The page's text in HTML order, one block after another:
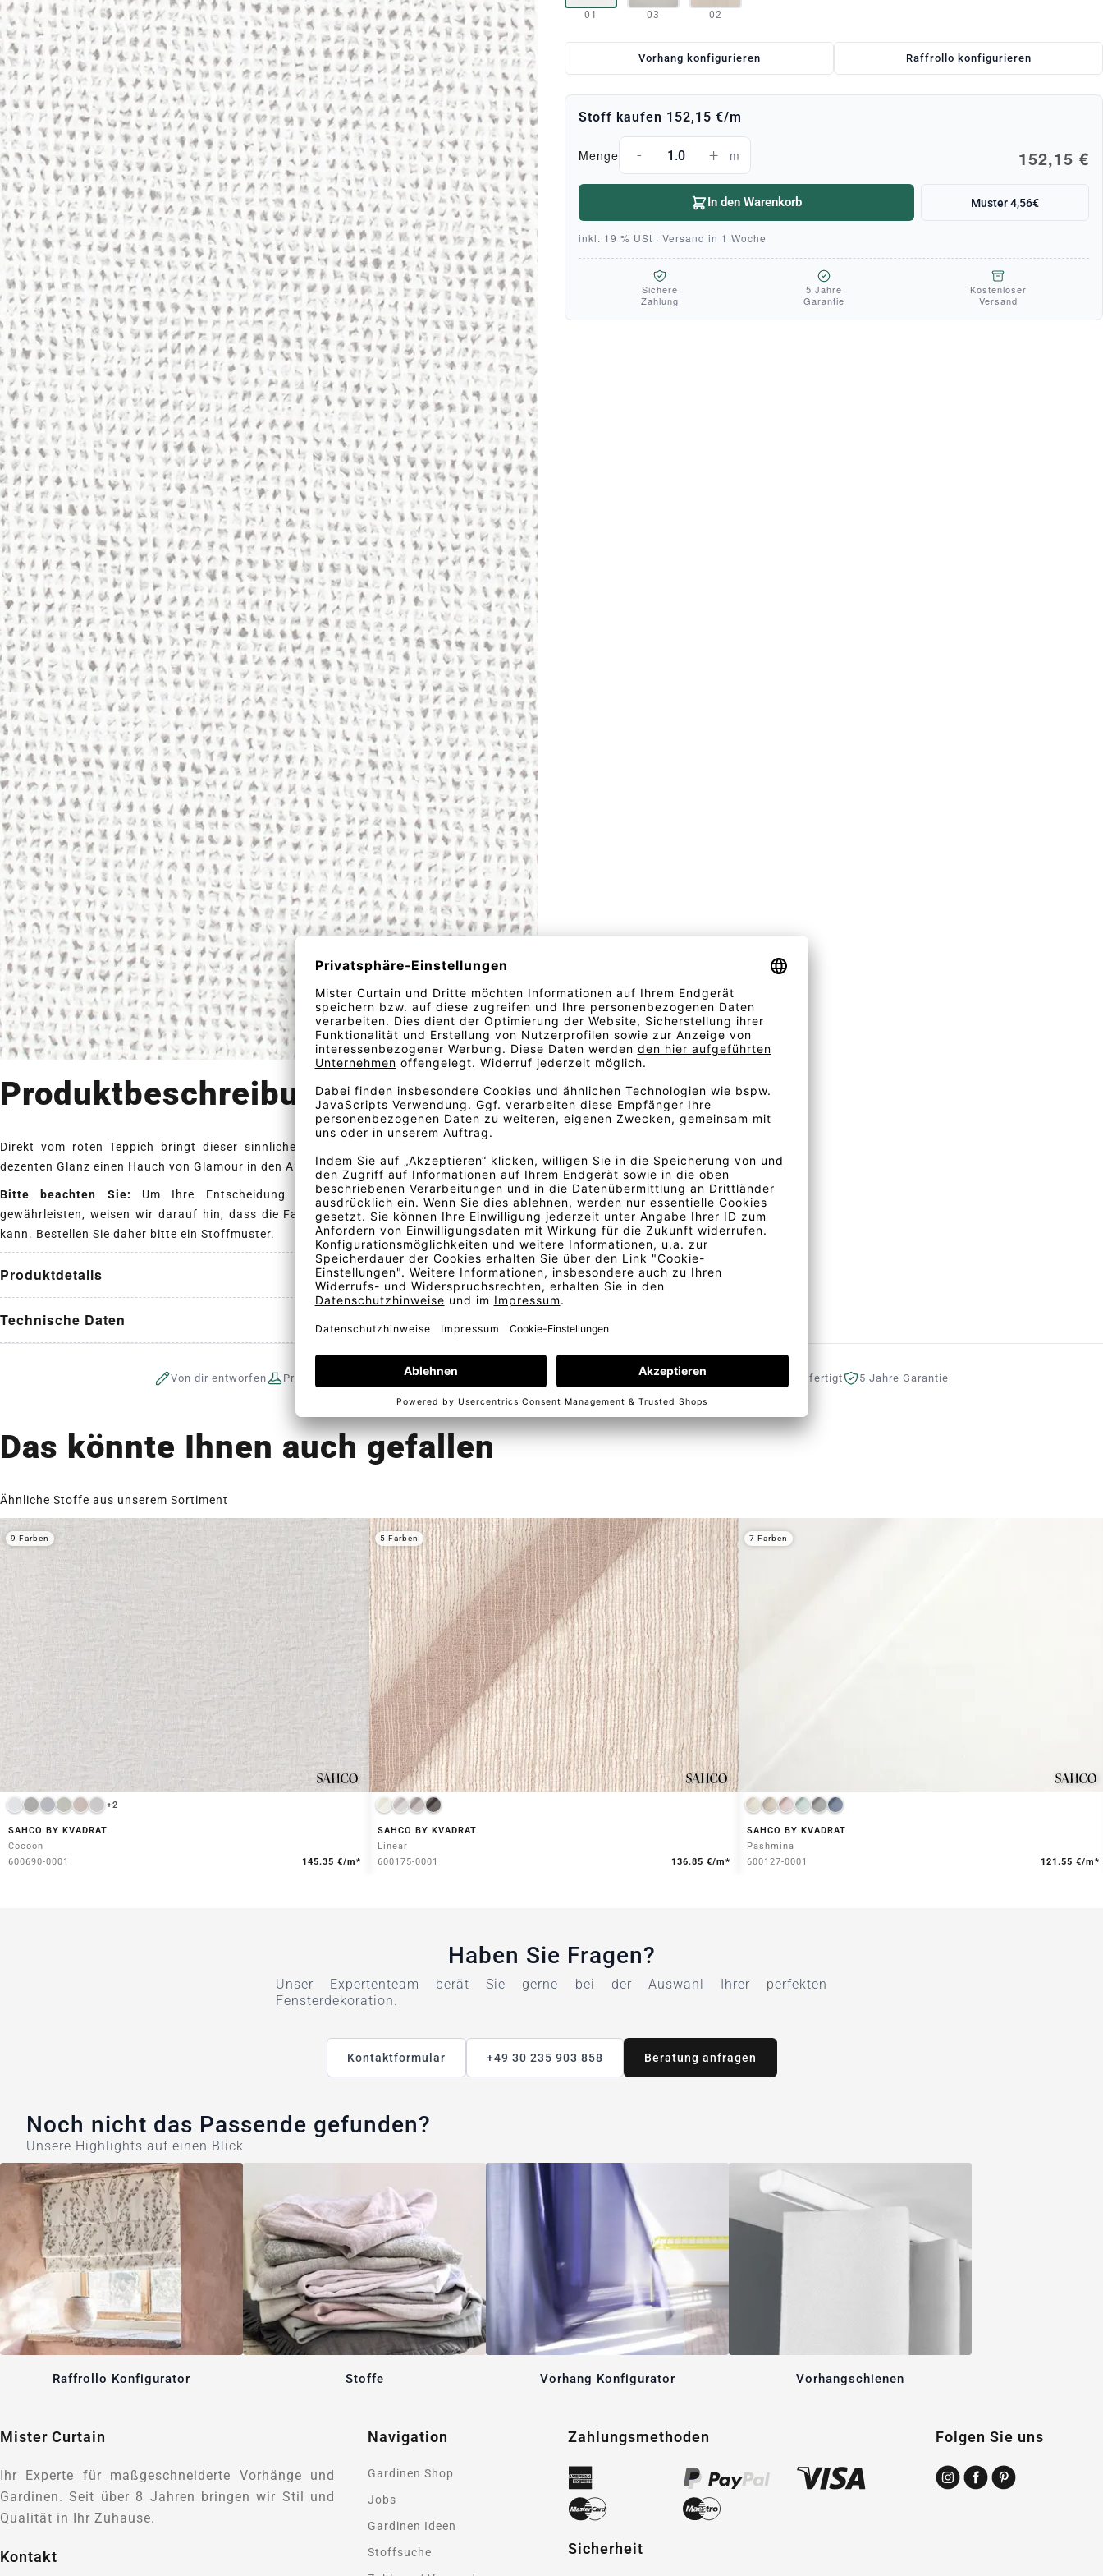
01 03 02
Vorhang konfigurieren Raffrollo konfigurieren
Stoff kaufen 152,15 €/m
Menge - + m 152,15 €
In den Warenkorb Muster 4,56€
inkl. 19 % USt · Versand in 1 Woche
Sichere
Zahlung
5 Jahre
Garantie
Kostenloser
Versand
Produktbeschreibung
Direkt vom roten Teppich bringt dieser sinnliche, doppelt-breite Transparent mit seinem
dezenten Glanz einen Hauch von Glamour in den Außenbereich.
Bitte beachten Sie:
Um Ihre Entscheidung zu erleichtern und die Farbtreue zu
gewährleisten, weisen wir darauf hin, dass die Farbe des Stoffes auf dem Bild abweichen
kann. Bestellen Sie daher bitte ein Stoffmuster.
Produktdetails
Technische Daten
Von dir entworfen Produktion auf Bestellung Kostenlose Lieferung Telefonische Beratung In Deutschland gefertigt 5 Jahre Garantie
Das könnte Ihnen auch gefallen
Ähnliche Stoffe aus unserem Sortiment
+2
SAHCO BY KVADRAT
Cocoon
600690-0001
145.35 €/m*
9 Farben
SAHCO BY KVADRAT
Linear
600175-0001
136.85 €/m*
5 Farben
SAHCO BY KVADRAT
Pashmina
600127-0001
121.55 €/m*
7 Farben
Haben Sie Fragen?
Unser Expertenteam berät Sie gerne bei der Auswahl Ihrer perfekten
Fensterdekoration.
Kontaktformular +49 30 235 903 858 Beratung anfragen
Noch nicht das Passende gefunden?
Unsere Highlights auf einen Blick
Raffrollo Konfigurator Stoffe Vorhang Konfigurator Vorhangschienen
Mister Curtain
Ihr Experte für maßgeschneiderte Vorhänge und
Gardinen. Seit über 8 Jahren bringen wir Stil und
Qualität in Ihr Zuhause.
Kontakt
Navigation
Gardinen Shop
Jobs
Gardinen Ideen
Stoffsuche
Zahlungsmethoden
Sicherheit
Folgen Sie uns